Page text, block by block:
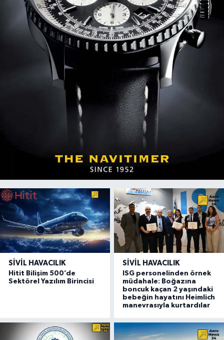
SIVIL HAVACILIK
Hitit Bilişim 500’de
Sektörel Yazılım Birincisi
SIVIL HAVACILIK
ISG personelinden örnek
müdahale: Boğazına
boncuk kaçan 2 yaşındaki
bebeğin hayatını Heimlich
manevrasıyla kurtardılar